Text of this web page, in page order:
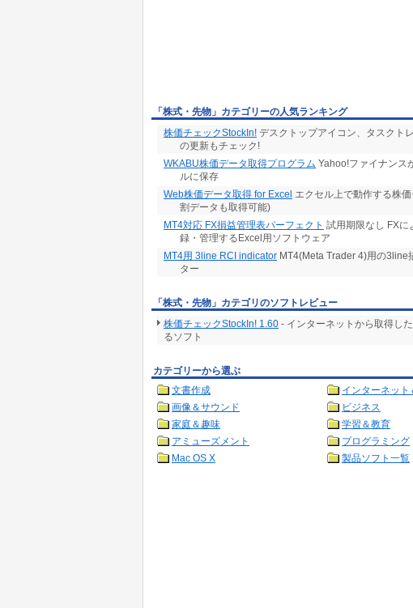
「株式・先物」カテゴリーの人気ランキング
株価チェックStockIn! デスクトップアイコン、タスクト
の更新もチェック!
WKABU株価データ取得プログラム Yahoo!ファイナンス
ルに保存
Web株価データ取得 for Excel エクセル上で動作する株
割データも取得可能)
MT4対応 FX損益管理表パーフェクト 試用期限なし FXに
録・管理するExcel用ソフトウェア
MT4用 3line RCI indicator MT4(Meta Trader 4)用の
ター
「株式・先物」カテゴリのソフトレビュー
株価チェックStockIn! 1.60 - インターネットから取得し
るソフト
カテゴリーから選ぶ
文書作成
インターネット
画像＆サウンド
ビジネス
家庭＆趣味
学習＆教育
アミューズメント
プログラミング
Mac OS X
製品ソフト一覧